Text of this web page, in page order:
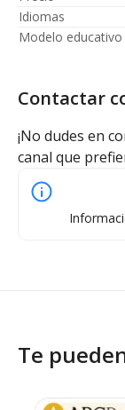
Idiomas
Modelo educativo
Contactar
¡No dudes en
canal que
Te